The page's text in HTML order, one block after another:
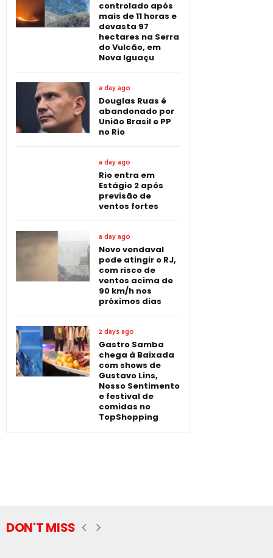
controlado após
mais de 11 horas e
devasta 97
hectares na Serra
do Vulcão, em
Nova Iguaçu
a day ago
Douglas Ruas é
abandonado por
União Brasil e PP
no Rio
a day ago
Rio entra em
Estágio 2 após
previsão de
ventos fortes
a day ago
Novo vendaval
pode atingir o RJ,
com risco de
ventos acima de
90 km/h nos
próximos dias
2 days ago
Gastro Samba
chega à Baixada
com shows de
Gustavo Lins,
Nosso Sentimento
e festival de
comidas no
TopShopping
DON'T MISS